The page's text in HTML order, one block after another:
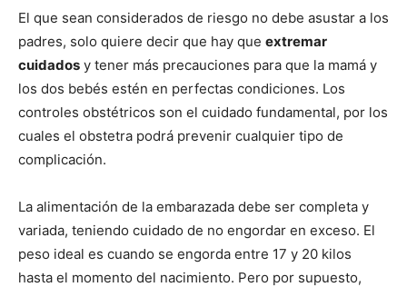
El que sean considerados de riesgo no debe asustar a los
padres, solo quiere decir que hay que extremar
cuidados y tener más precauciones para que la mamá y
los dos bebés estén en perfectas condiciones. Los
controles obstétricos son el cuidado fundamental, por los
cuales el obstetra podrá prevenir cualquier tipo de
complicación.
La alimentación de la embarazada debe ser completa y
variada, teniendo cuidado de no engordar en exceso. El
peso ideal es cuando se engorda entre 17 y 20 kilos
hasta el momento del nacimiento. Pero por supuesto,